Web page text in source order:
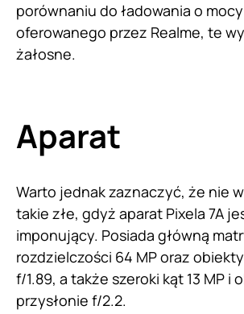
porównaniu do ładowania o
oferowanego przez Realme, te
żałosne.
Aparat
Warto jednak zaznaczyć, że nie
takie złe, gdyż aparat Pixela 7A
imponujący. Posiada główną
rozdzielczości 64 MP oraz
f/1.89, a także szeroki kąt 13 MP i
przysłonie f/2.2.